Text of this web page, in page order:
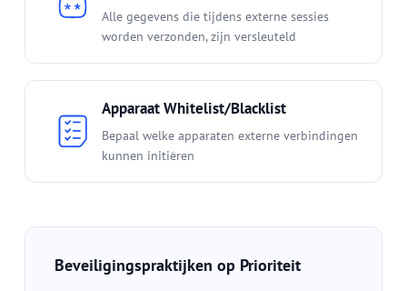
Alle gegevens die tijdens externe sessies
worden verzonden, zijn versleuteld
Apparaat Whitelist/Blacklist
Bepaal welke apparaten externe verbindingen
kunnen initiëren
Beveiligingspraktijken op Prioriteit